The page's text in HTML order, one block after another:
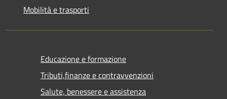
Mobilità e trasporti
Educazione e formazione
Tributi,finanze e contravvenzioni
Salute, benessere e assistenza